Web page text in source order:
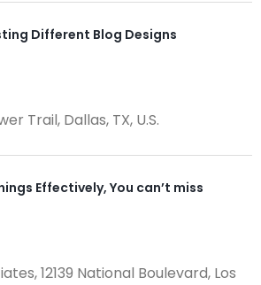
Different Blog Designs
Trail, Dallas, TX, U.S.
Effectively, You can’t miss
12139 National Boulevard, Los